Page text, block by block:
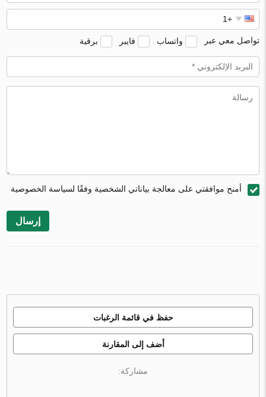
تواصل معي عبر واتساب فايبر برقية
أمنح موافقتي على معالجة بياناتي الشخصية وفقًا لسياسة الخصوصية
إرسال
حفظ في قائمة الرغبات
أضف إلى المقارنة
مشاركة: